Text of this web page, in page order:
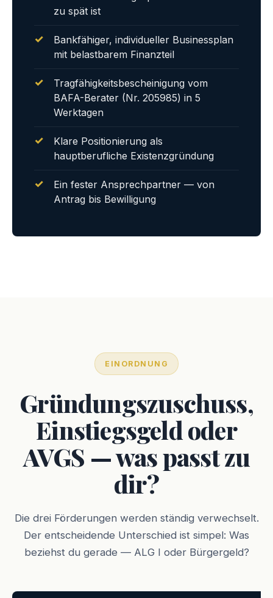
zu spät ist
Bankfähiger, individueller Businessplan
mit belastbarem Finanzteil
Tragfähigkeitsbescheinigung vom
BAFA-Berater (Nr. 205985) in 5
Werktagen
Klare Positionierung als
hauptberufliche Existenzgründung
Ein fester Ansprechpartner — von
Antrag bis Bewilligung
EINORDNUNG
Gründungszuschuss,
Einstiegsgeld oder
AVGS — was passt zu
dir?
Die drei Förderungen werden ständig verwechselt.
Der entscheidende Unterschied ist simpel: Was
beziehst du gerade — ALG I oder Bürgergeld?